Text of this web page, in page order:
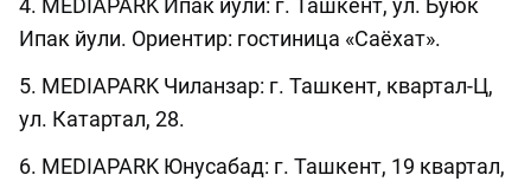
4. MEDIAPARK Ипак йули: г. Ташкент, ул. Буюк
Ипак йули. Ориентир: гостиница «Саёхат».
5. MEDIAPARK Чиланзар: г. Ташкент, квартал-Ц,
ул. Катартал, 28.
6. MEDIAPARK Юнусабад: г. Ташкент, 19 квартал,